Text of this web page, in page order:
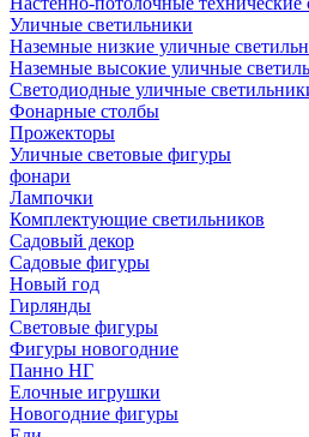
Уличные светильники
Наземные низкие уличные
Наземные высокие уличные
Светодиодные уличные
Фонарные столбы
Прожекторы
Уличные световые фигуры
фонари
Лампочки
Комплектующие светильников
Садовый декор
Садовые фигуры
Новый год
Гирлянды
Световые фигуры
Фигуры новогодние
Панно НГ
Елочные игрушки
Новогодние фигуры